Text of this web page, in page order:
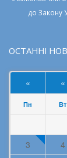
до Закону
ОСТАННІ
« «
Пн Вт
3
4